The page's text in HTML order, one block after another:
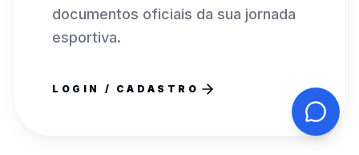
documentos oficiais da sua jornada
esportiva.
LOGIN / CADASTRO